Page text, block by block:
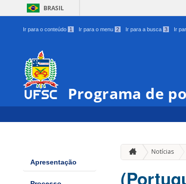
BRASIL
Ir para o conteúdo 1 Ir para o menu 2 Ir para a busca 3 Ir
Programa de
Apresentação
Notícias